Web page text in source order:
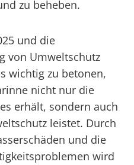
zu beheben.
und die
von Umweltschutz
wichtig zu betonen,
nicht nur die
erhält, sondern auch
leistet. Durch
und die
wird